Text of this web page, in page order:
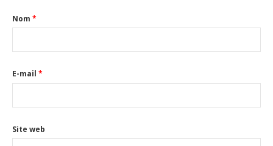
Nom *
E-mail *
Site web